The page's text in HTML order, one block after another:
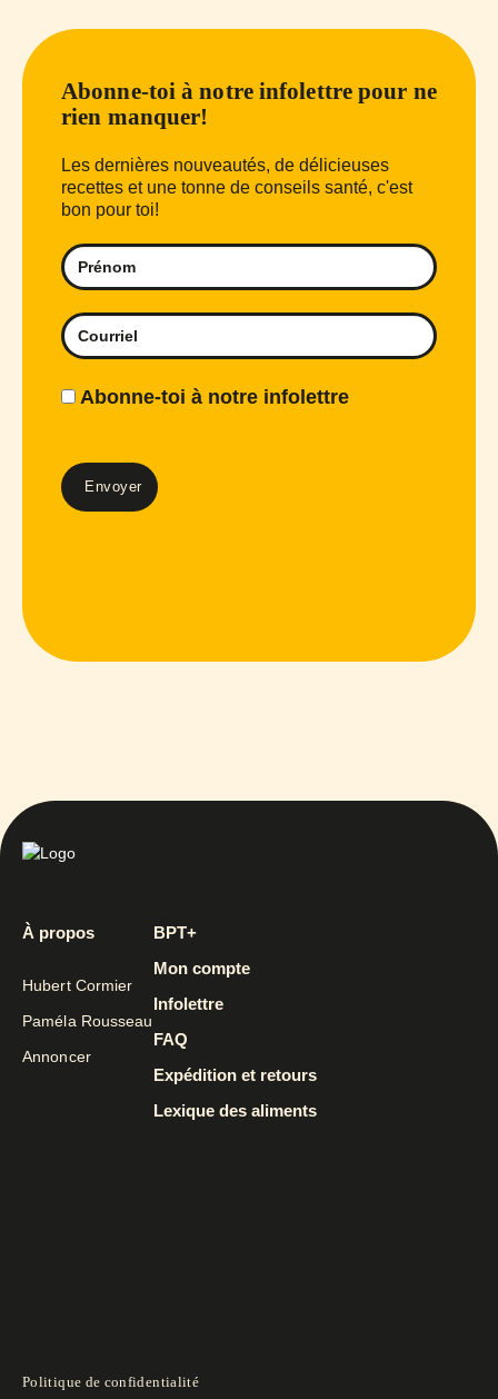
Abonne-toi à notre infolettre pour ne
rien manquer!
Les dernières nouveautés, de délicieuses
recettes et une tonne de conseils santé, c'est
bon pour toi!
Abonne-toi à notre infolettre
À propos
Hubert Cormier
Paméla Rousseau
Annoncer
BPT+
Mon compte
Infolettre
FAQ
Expédition et retours
Lexique des aliments
Politique de confidentialité